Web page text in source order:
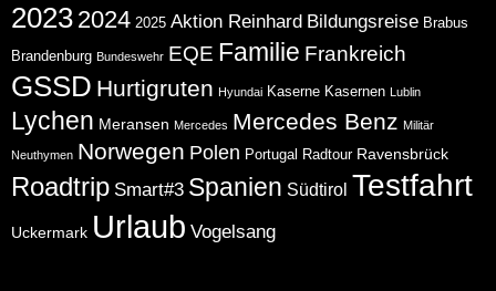
2023 2024 2025 Aktion Reinhard Bildungsreise Brabus
Brandenburg Bundeswehr EQE Familie Frankreich
GSSD Hurtigruten Hyundai Kaserne Kasernen Lublin
Lychen Meransen Mercedes Mercedes Benz Militär
Neuthymen Norwegen Polen Portugal Radtour Ravensbrück
Roadtrip Smart#3 Spanien Südtirol Testfahrt
Uckermark Urlaub Vogelsang